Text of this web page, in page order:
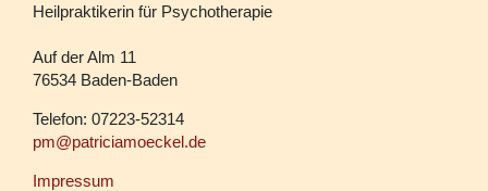
Heilpraktikerin für Psychotherapie
Auf der Alm 11
76534 Baden-Baden
Telefon: 07223-52314
pm@patriciamoeckel.de
Impressum